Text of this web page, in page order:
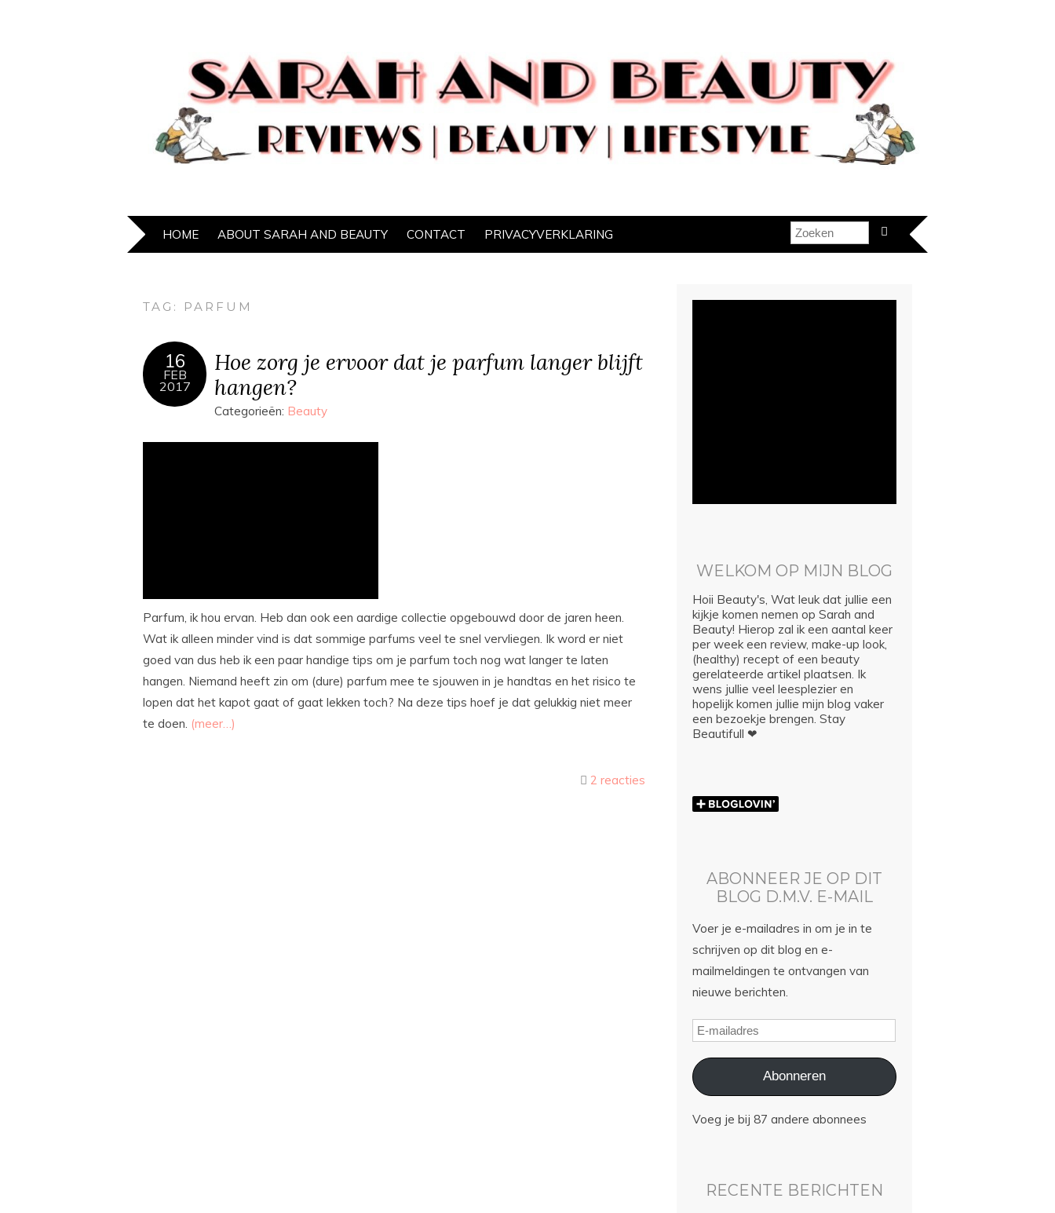
HOME ABOUT SARAH AND BEAUTY CONTACT PRIVACYVERKLARING
TAG: PARFUM
16
FEB
2017
Hoe zorg je ervoor dat je parfum langer blijft
hangen?
Categorieën: Beauty
Parfum, ik hou ervan. Heb dan ook een aardige collectie opgebouwd door de jaren heen.
Wat ik alleen minder vind is dat sommige parfums veel te snel vervliegen. Ik word er niet
goed van dus heb ik een paar handige tips om je parfum toch nog wat langer te laten
hangen. Niemand heeft zin om (dure) parfum mee te sjouwen in je handtas en het risico te
lopen dat het kapot gaat of gaat lekken toch? Na deze tips hoef je dat gelukkig niet meer
te doen. (meer…)
2 reacties
WELKOM OP MIJN BLOG
Hoii Beauty's, Wat leuk dat jullie een
kijkje komen nemen op Sarah and
Beauty! Hierop zal ik een aantal keer
per week een review, make-up look,
(healthy) recept of een beauty
gerelateerde artikel plaatsen. Ik
wens jullie veel leesplezier en
hopelijk komen jullie mijn blog vaker
een bezoekje brengen. Stay
Beautifull ❤
ABONNEER JE OP DIT
BLOG D.M.V. E-MAIL
Voer je e-mailadres in om je in te
schrijven op dit blog en e-
mailmeldingen te ontvangen van
nieuwe berichten.
Abonneren
Voeg je bij 87 andere abonnees
RECENTE BERICHTEN